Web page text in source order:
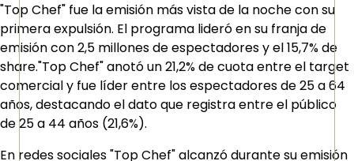
"Top Chef" fue la emisión más vista de la noche con su
primera expulsión. El programa lideró en su franja de
emisión con 2,5 millones de espectadores y el 15,7% de
share."Top Chef" anotó un 21,2% de cuota entre el target
comercial y fue líder entre los espectadores de 25 a 64
años, destacando el dato que registra entre el público
de 25 a 44 años (21,6%).
En redes sociales "Top Chef" alcanzó durante su emisión